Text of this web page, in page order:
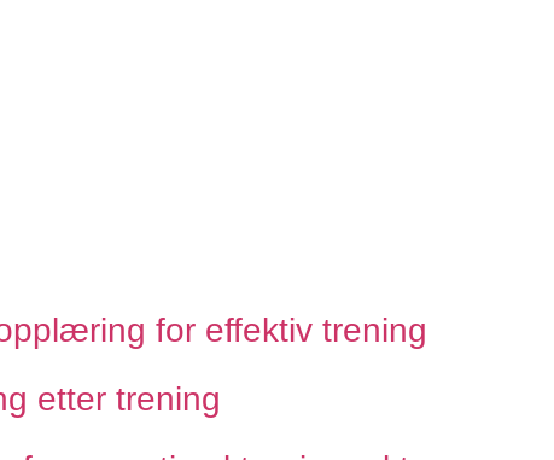
for effektiv trening
etter trening